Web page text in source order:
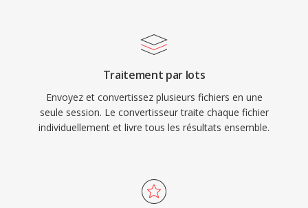
Traitement par lots
Envoyez et convertissez plusieurs fichiers en une
seule session. Le convertisseur traite chaque fichier
individuellement et livre tous les résultats ensemble.